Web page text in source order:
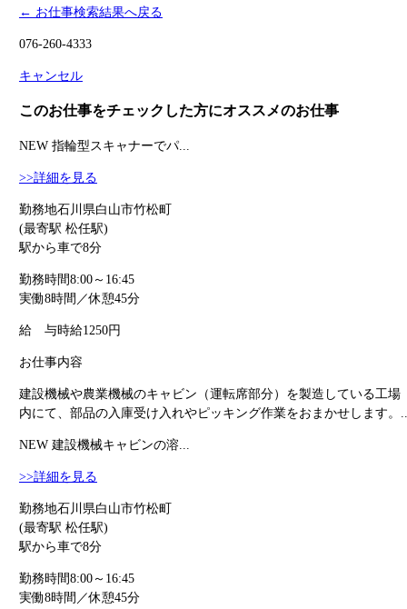
← お仕事検索結果へ戻る
076-260-4333
キャンセル
このお仕事をチェックした方にオススメのお仕事
NEW指輪型スキャナーでパ...
>>詳細を見る
勤務地石川県白山市竹松町
(最寄駅 松任駅)
駅から車で8分
勤務時間8:00～16:45
実働8時間／休憩45分
給 与時給1250円
お仕事内容
建設機械や農業機械のキャビン（運転席部分）を製造している工場
内にて、部品の入庫受け入れやピッキング作業をおまかせします。
NEW建設機械キャビンの溶...
>>詳細を見る
勤務地石川県白山市竹松町
(最寄駅 松任駅)
駅から車で8分
勤務時間8:00～16:45
実働8時間／休憩45分